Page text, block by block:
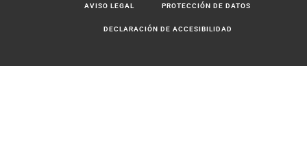
AVISO LEGAL PROTECCIÓN DE DATOS
DECLARACIÓN DE ACCESIBILIDAD